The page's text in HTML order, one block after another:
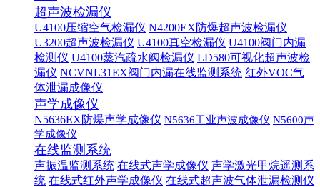
超声波检漏仪
U4100压缩空气检漏仪 N4200EX防爆超声波检漏仪
U3200超声波检漏仪 U4100真空检漏仪 U4100阀门内漏
检测仪 U4100蒸汽疏水阀检漏仪 LD580可视化超声波检
漏仪 NCVNL31EX阀门内漏在线监测系统 红外VOC气
体泄漏成像仪
声学成像仪
N5636EX防爆声学成像仪 N5636工业声波成像仪 N5600声
学成像仪
在线监测系统
声振温监测系统 在线式声学成像仪 声学激光甲烷遥测系
统 在线式红外声学成像仪 在线式超声波气体泄漏检测仪